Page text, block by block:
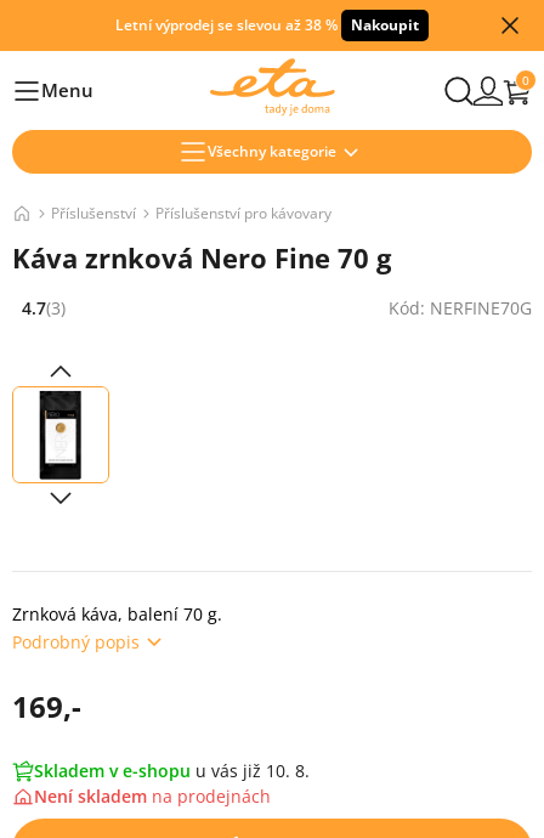
Letní výprodej se slevou až 38 % Nakoupit
HlavníMenu 0
Všechny kategorie
Příslušenství Příslušenství pro kávovary
Káva zrnková Nero Fine 70 g
Hodnocení: 4.7 z 5 (3 recenzí)
4.7(3) Kód: NERFINE70G
Zrnková káva, balení 70 g.
Podrobný popis
169,-
Skladem v e-shopu u vás již 10. 8.
Není skladem na prodejnách